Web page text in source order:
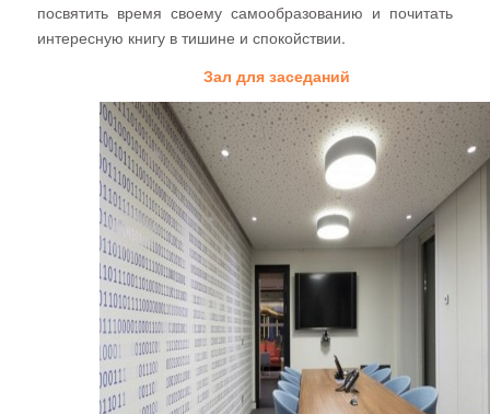
посвятить время своему самообразованию и почитать
интересную книгу в тишине и спокойствии.
Зал для заседаний